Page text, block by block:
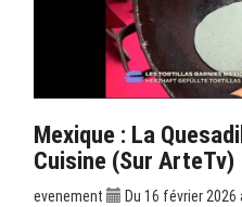
Mexique : La
Cuisine (sur ArteTv)
evenement
Du 16 février